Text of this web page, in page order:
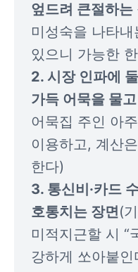
엎드려 큰절하는
미성숙을 나타
2. 시장 인파에
가득 어묵을 물
어묵집 주인 아
이용하고, 계산
3. 통신비·카드
호통치는 장면(
미적지근할 시 “
강하게 쏘아붙인